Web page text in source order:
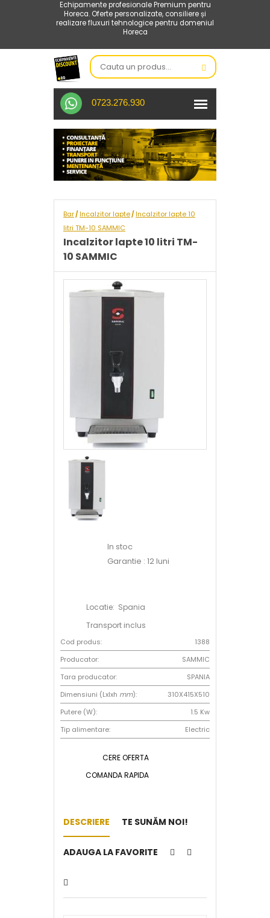
Echipamente profesionale Premium pentru
Horeca. Oferte personalizate, consiliere și
realizare fluxuri tehnologice pentru domeniul
Horeca
0723.276.930
Bar/Incalzitor lapte/Incalzitor lapte 10
litri TM-10 SAMMIC
Incalzitor lapte 10 litri TM-
10 SAMMIC
In stoc
Garantie : 12 luni
Locatie: Spania
Transport inclus
Cod produs:
1388
Producator:
SAMMIC
Tara producator:
SPANIA
Dimensiuni (Lxlxh mm):
310X415X510
Putere (W):
1.5 Kw
Tip alimentare:
Electric
CERE OFERTA
COMANDA RAPIDA
DESCRIERE TE SUNĂM NOI!
ADAUGA LA FAVORITE